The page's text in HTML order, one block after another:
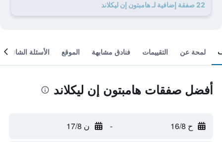
22 صفقة إضافية لـ هامبتون إن ليكلاند
لمحة عن التقييمات فنادق مشابهة الموقع الأسئلة الشائعة
أفضل صفقات هامبتون إن ليكلاند
ح 16/8 - ن 17/8